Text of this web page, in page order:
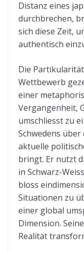
Distanz eines
durchbrechen,
sich diese Zeit,
authentisch
Die
Wettbewerb
einer
Vergangenheit,
umschliesst zu
Schwedens über
aktuelle
bringt. Er nutzt
in Schwarz-
bloss
Situationen zu
einer global
Dimension.
Realität